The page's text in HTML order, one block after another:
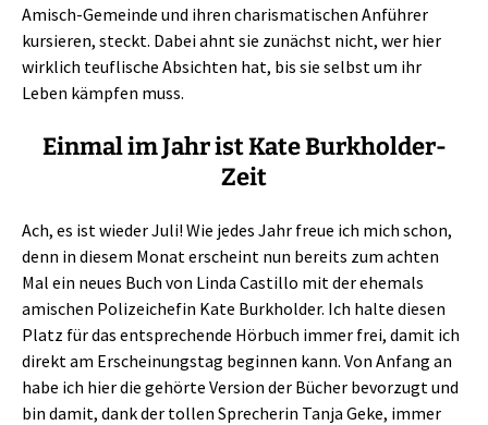
Amisch-Gemeinde und ihren charismatischen Anführer
kursieren, steckt. Dabei ahnt sie zunächst nicht, wer hier
wirklich teuflische Absichten hat, bis sie selbst um ihr
Leben kämpfen muss.
Einmal im Jahr ist Kate Burkholder-
Zeit
Ach, es ist wieder Juli! Wie jedes Jahr freue ich mich schon,
denn in diesem Monat erscheint nun bereits zum achten
Mal ein neues Buch von Linda Castillo mit der ehemals
amischen Polizeichefin Kate Burkholder. Ich halte diesen
Platz für das entsprechende Hörbuch immer frei, damit ich
direkt am Erscheinungstag beginnen kann. Von Anfang an
habe ich hier die gehörte Version der Bücher bevorzugt und
bin damit, dank der tollen Sprecherin Tanja Geke, immer